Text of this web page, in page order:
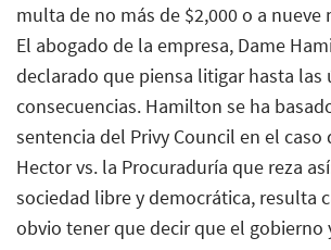
multa de no más de $2,000 o a nueve
El abogado de la empresa, Dame
declarado que piensa litigar hasta las
consecuencias. Hamilton se ha
sentencia del Privy Council en el caso
Hector vs. la Procuraduría que reza así:
sociedad libre y democrática, resulta
obvio tener que decir que el gobierno